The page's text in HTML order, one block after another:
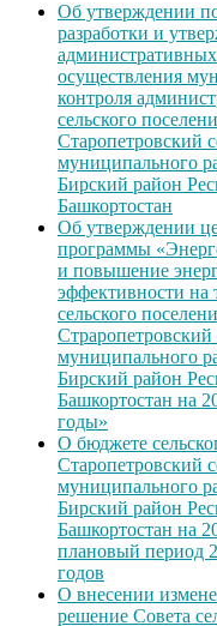
Об утверждении
разработки и
осуществления
контроля
сельского
Старопетровский
муниципального
Бирский район
Башкортостан
Об утверждении
программы
и повышение
эффективности на
сельского
Страропетровский
муниципального
Бирский район
Башкортостан на
годы»
О бюджете
Старопетровский
муниципального
Бирский район
Башкортостан на
плановый период
годов
О внесении
решение Совета